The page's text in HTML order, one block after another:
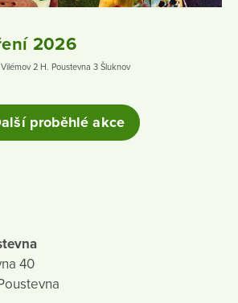
2026
2 H. Poustevna 3 Šluknov
proběhlé akce
40